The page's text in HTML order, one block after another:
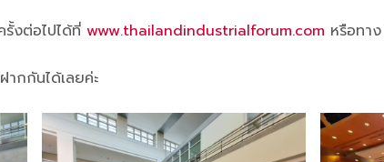
งต่อไปได้ที่ www.thailandindustrialforum.com หรือทา
กกันได้เลยค่ะ